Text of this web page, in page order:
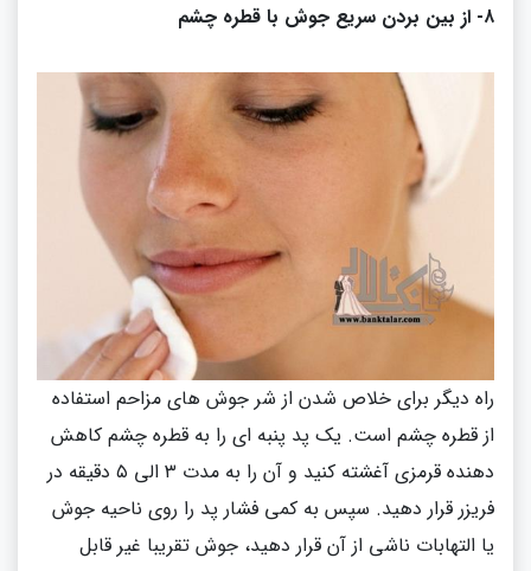
۸- از بین بردن سریع جوش با قطره چشم
راه دیگر برای خلاص شدن از شر جوش های مزاحم استفاده
از قطره چشم است. یک پد پنبه ای را به قطره چشم کاهش
دهنده قرمزی آغشته کنید و آن را به مدت ۳ الی ۵ دقیقه در
فریزر قرار دهید. سپس به کمی فشار پد را روی ناحیه جوش
یا التهابات ناشی از آن قرار دهید، جوش تقریبا غیر قابل